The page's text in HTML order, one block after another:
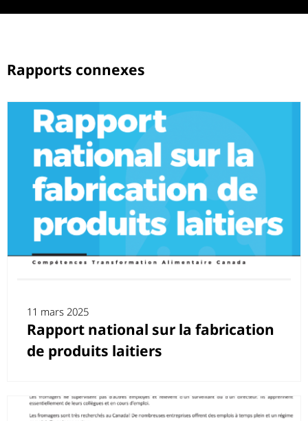
Rapports connexes
11 mars 2025
Rapport national sur la fabrication
de produits laitiers